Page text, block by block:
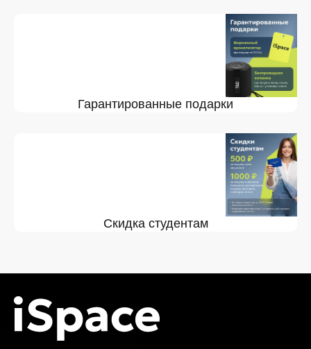
Гарантированные подарки
Скидка студентам